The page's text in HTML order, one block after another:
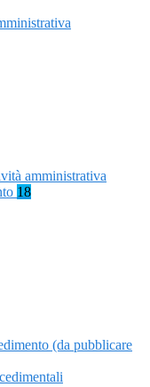
amministrativa
18
(da pubblicare